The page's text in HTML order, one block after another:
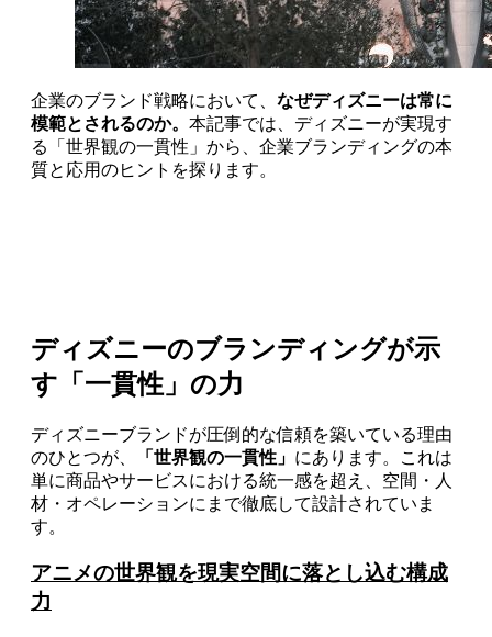
企業のブランド戦略において、 なぜディズニーは常に
模範とされるのか。 本記事では、ディズニーが実現す
る「世界観の一貫性」から、企業ブランディングの本
質と応用のヒントを探ります。
ディズニーのブランディングが示
す「一貫性」の力
ディズニーブランドが圧倒的な信頼を築いている理由
のひとつが、
「世界観の一貫性」 にあります。これは
単に商品やサービスにおける統一感を超え、空間・人
材・オペレーションにまで徹底して設計されていま
す。
アニメの世界観を現実空間に落とし込む構成
力